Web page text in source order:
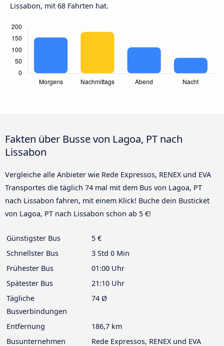
Lissabon, mit 68 Fahrten hat.
Fakten über Busse von Lagoa, PT nach
Lissabon
Vergleiche alle Anbieter wie Rede Expressos, RENEX und EVA
Transportes die täglich 74 mal mit dem Bus von Lagoa, PT
nach Lissabon fahren, mit einem Klick! Buche dein Busticket
von Lagoa, PT nach Lissabon schon ab 5 €!
Günstigster Bus
5 €
Schnellster Bus
3 Std 0 Min
Frühester Bus
01:00 Uhr
Spätester Bus
21:10 Uhr
Tägliche
Busverbindungen
74 Ø
Entfernung
186,7 km
Busunternehmen
Rede Expressos, RENEX und EVA